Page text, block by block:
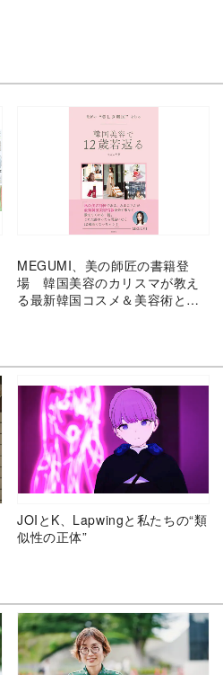
MEGUMI、美の師匠の書籍登
場 韓国美容のカリスマが教え
る最新韓国コスメ＆美容術と
JOIとK、Lapwingと私たちの“類
似性の正体”